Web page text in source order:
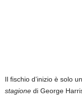
Il fischio d’inizio è solo
stagione di George